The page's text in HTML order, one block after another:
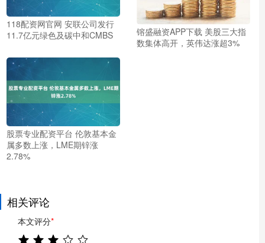
118配资网官网 安联公司发行
11.7亿元绿色及碳中和CMBS
镕盛融资APP下载 美股三大指
数集体高开，英伟达涨超3%
股票专业配资平台 伦敦基本金
属多数上涨，LME期锌涨
2.78%
相关评论
本文评分*